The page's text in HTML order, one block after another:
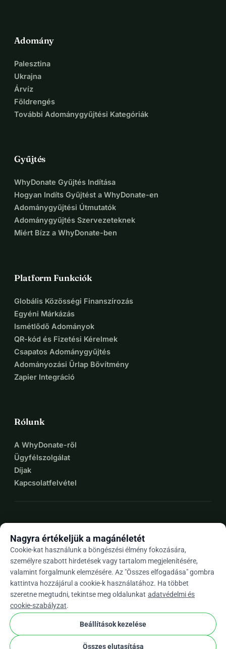
Adomány
Palesztina
Ukrajna
Árvíz
Földrengés
További Adománygyűjtési Kategóriák
Gyűjtés
WhyDonate Gyűjtés Indítása
Hogyan Indíts Gyűjtést a WhyDonate-en
Adománygyűjtési Útmutatók
Adománygyűjtés Szervezeteknek
Miért Bízz a WhyDonate-ben
Platform Funkciók
Globális Közösségi Finanszírozás
Egyéni Márkázás
Ismétlődő Adományok
QR-kód és Fizetési Kérelmek
Csapatos Adománygyűjtés
Adományozási Űrlap Bővítmény
Zapier Integráció
Rólunk
A WhyDonate-ről
Ügyfélszolgálat
Díjak
Kapcsolatfelvétel
Huarrow_drop_down
★★★★★4,9 / 5 több mint 500 értékelés alapján
WhyDonate Adatvédelem és sütik
Nagyra értékeljük a magánéletét
Cookie-kat használunk a böngészési élmény fokozására,
személyre szabott hirdetések vagy tartalom megjelenítésére,
valamint forgalmunk elemzésére. Az "Összes elfogadása" gombra
kattintva hozzájárul a cookie-k használatához. Ha többet
szeretne megtudni, tekintse meg oldalunkat adatvédelmi és
cookie-szabályzat.
Beállítások kezelése
Összes elutasítása